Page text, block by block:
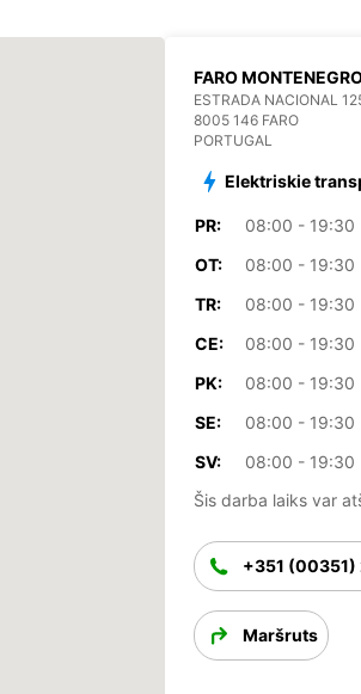
FARO
ESTRADA NACIONAL
8005 146 FARO
PORTUGAL
Elektriskie
PR:
08:00 - 19:30
OT:
08:00 - 19:30
TR:
08:00 - 19:30
CE:
08:00 - 19:30
PK:
08:00 - 19:30
SE:
08:00 - 19:30
SV:
08:00 - 19:30
Šis darba laiks var
+351 (00351)
Maršruts